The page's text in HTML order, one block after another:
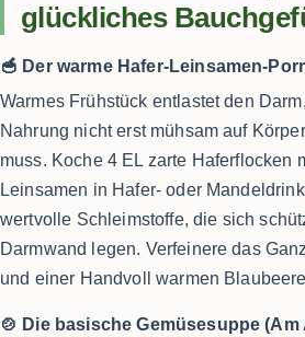
glückliches
🥣 Der warme Hafer-Leinsamen-
Warmes Frühstück entlastet den
Nahrung nicht erst mühsam auf
muss. Koche 4 EL zarte Haferflocken
Leinsamen in Hafer- oder
wertvolle Schleimstoffe, die sich
Darmwand legen. Verfeinere das
und einer Handvoll warmen
🍲 Die basische Gemüsesuppe (Am